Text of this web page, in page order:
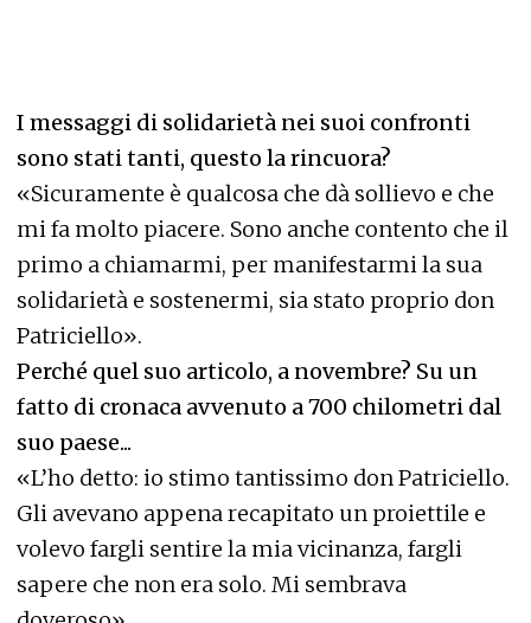
I messaggi di solidarietà nei suoi confronti
sono stati tanti, questo la rincuora?
«Sicuramente è qualcosa che dà sollievo e che
mi fa molto piacere. Sono anche contento che il
primo a chiamarmi, per manifestarmi la sua
solidarietà e sostenermi, sia stato proprio don
Patriciello».
Perché quel suo articolo, a novembre? Su un
fatto di cronaca avvenuto a 700 chilometri dal
suo paese...
«L’ho detto: io stimo tantissimo don Patriciello.
Gli avevano appena recapitato un proiettile e
volevo fargli sentire la mia vicinanza, fargli
sapere che non era solo. Mi sembrava